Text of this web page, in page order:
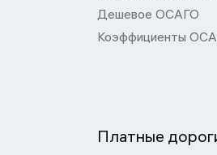
Дешевое ОСАГО
Коэффициенты
Платные